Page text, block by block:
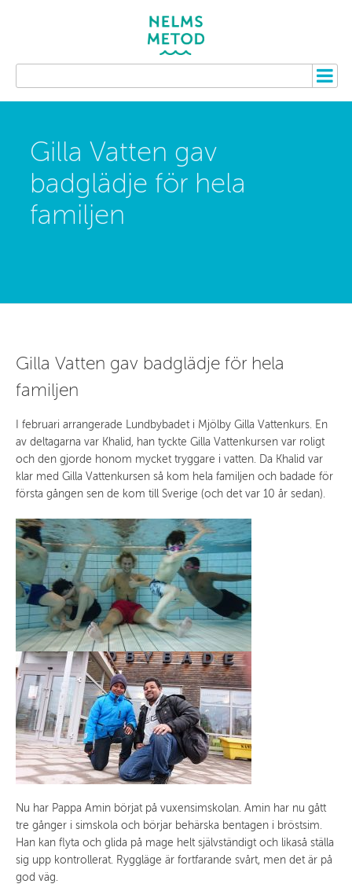
Gilla Vatten gav
badglädje för hela
familjen
Gilla Vatten gav badglädje för hela
familjen
I februari arrangerade Lundbybadet i Mjölby Gilla Vattenkurs. En
av deltagarna var Khalid, han tyckte Gilla Vattenkursen var roligt
och den gjorde honom mycket tryggare i vatten. Da Khalid var
klar med Gilla Vattenkursen så kom hela familjen och badade för
första gången sen de kom till Sverige (och det var 10 år sedan).
Nu har Pappa Amin börjat på vuxensimskolan. Amin har nu gått
tre gånger i simskola och börjar behärska bentagen i bröstsim.
Han kan flyta och glida på mage helt självständigt och likaså ställa
sig upp kontrollerat. Ryggläge är fortfarande svårt, men det är på
god väg.